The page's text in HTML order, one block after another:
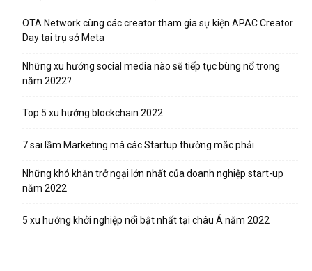
OTA Network cùng các creator tham gia sự kiện APAC Creator
Day tại trụ sở Meta
Những xu hướng social media nào sẽ tiếp tục bùng nổ trong
năm 2022?
Top 5 xu hướng blockchain 2022
7 sai lầm Marketing mà các Startup thường mắc phải
Những khó khăn trở ngại lớn nhất của doanh nghiệp start-up
năm 2022
5 xu hướng khởi nghiệp nổi bật nhất tại châu Á năm 2022